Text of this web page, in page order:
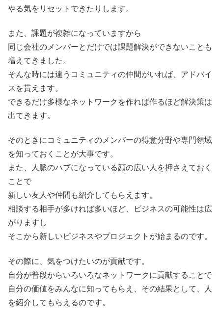
やる気をリセットできたりします。
また、課題が複雑になっていますから
同じ会社のメンバーとだけでは課題解決ができないことも
増えてきました。
そんな時には違うコミュニティの仲間がいれば、アドバイ
スを貰えます。
できるだけ多様なネットワークを作れば作るほど解決策は
出てきます。
そのときにコミュニティのメンバーの得意分野や専門領域
を知っておくことが大事です。
また、人脈のハブになっている顔の広い人を押さえておく
ことで
新しい友人や仲間も紹介してもらえます。
相談する相手が多ければ多いほど、ビジネスの可能性は広
がりますし
そこから新しいビジネスやプロジェクトが始まるのです。
その際に、気をつけたいのが貢献です。
自分が普段からいろいろなネットワークに貢献することで
自分の価値をみんなに知ってもらえ、その結果として、人
を紹介してもらえるのです。